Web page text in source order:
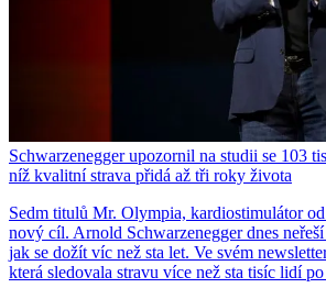
Schwarzenegger upozornil na studii se 103
níž kvalitní strava přidá až tři roky života
Sedm titulů Mr. Olympia, kardiostimulátor
nový cíl. Arnold Schwarzenegger dnes
jak se dožít víc než sta let. Ve svém
která sledovala stravu více než sta tisíc lidí